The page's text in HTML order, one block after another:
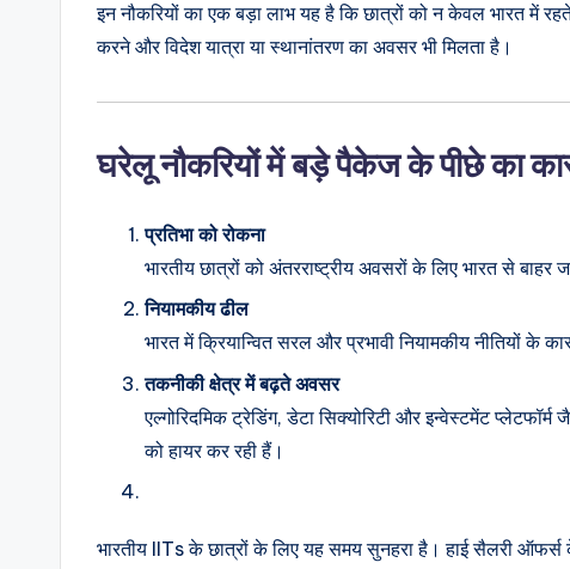
इन नौकरियों का एक बड़ा लाभ यह है कि छात्रों को न केवल भारत में
करने और विदेश यात्रा या स्थानांतरण का अवसर भी मिलता है।
घरेलू नौकरियों में बड़े पैकेज के पीछे का
प्रतिभा को रोकना
भारतीय छात्रों को अंतरराष्ट्रीय अवसरों के लिए भारत से
नियामकीय ढील
भारत में क्रियान्वित सरल और प्रभावी नियामकीय नीतियों के
तकनीकी क्षेत्र में बढ़ते अवसर
एल्गोरिदमिक ट्रेडिंग, डेटा सिक्योरिटी और इन्वेस्टमेंट
को हायर कर रही हैं।
भारतीय IITs के छात्रों के लिए यह समय सुनहरा है। हाई सैलरी